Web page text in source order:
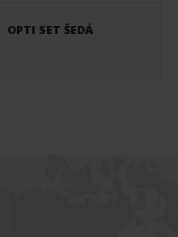
OPTI SET ŠEDÁ